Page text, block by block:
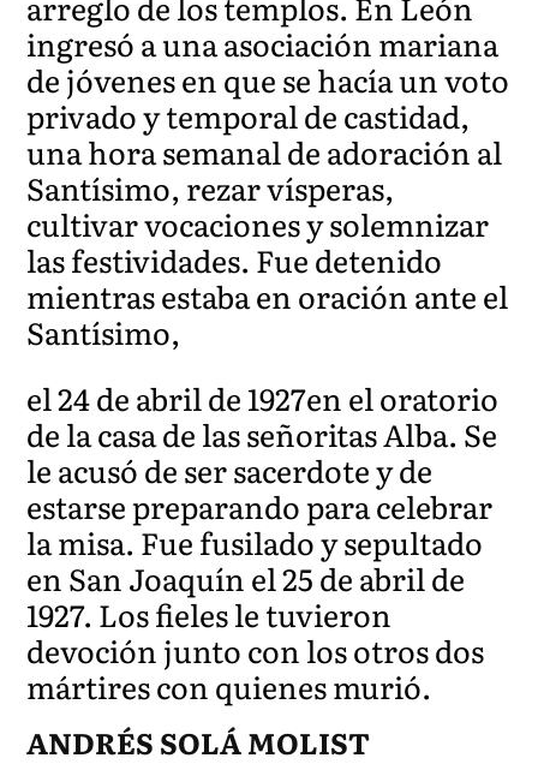
ingresó a una asociación mariana
de jóvenes en que se hacía un voto
privado y temporal de castidad,
una hora semanal de adoración al
Santísimo, rezar vísperas,
cultivar vocaciones y solemnizar
las festividades. Fue detenido
mientras estaba en oración ante el
Santísimo,
el 24 de abril de 1927en el oratorio
de la casa de las señoritas Alba. Se
le acusó de ser sacerdote y de
estarse preparando para celebrar
la misa. Fue fusilado y sepultado
en San Joaquín el 25 de abril de
1927. Los fieles le tuvieron
devoción junto con los otros dos
mártires con quienes murió.
ANDRÉS SOLÁ MOLIST